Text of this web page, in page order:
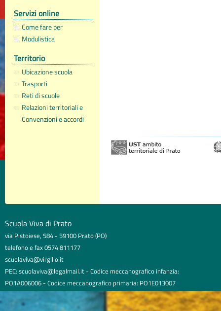
Servizi online
Come fare per
Modulistica
Territorio
Ubicazione scuola
Trasporti
Reti di scuole
Relazioni territoriali e
Convenzioni e accordi
Scuola Viva di Prato
via Pistoiese, 584 - 59100 Prato (PO)
telefono e fax 0574 811177
scuolaviva@virgilio.it
PEC: scuolaviva@legalmail.it - Codice meccanografico infanzia:
PO1A006006 - Codice meccanografico primaria: PO1E013007